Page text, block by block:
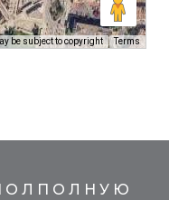
be subject to copyright Terms